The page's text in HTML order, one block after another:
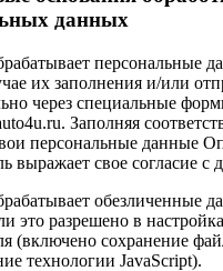
данных
персональные
их заполнения и/или
через специальные
Заполняя
персональные данные
выражает свое согласие
обезличенные
это разрешено в
(включено сохранение
технологии JavaScript).